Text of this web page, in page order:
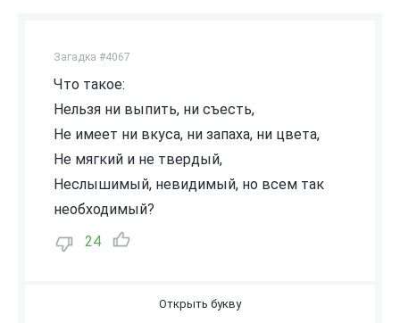
Загадка #4067
Что такое:
Нельзя ни выпить, ни съесть,
Не имеет ни вкуса, ни запаха, ни цвета,
Не мягкий и не твердый,
Неслышимый, невидимый, но всем так
необходимый?
24